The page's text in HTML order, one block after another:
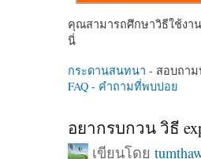
คุณสามารถศึกษาวิธีใช้งา
นี่
กระดานสนทนา - สอบถาม
FAQ - คำถามที่พบบ่อย
อยากรบกวน วิธี
เขียนโดย